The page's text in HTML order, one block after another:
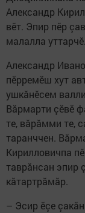
Александр
вӗт. Эпир пӗр
малалла уттарчӗ.
Александр
пӗрремӗш хут
ушкăнӗсем
Вăрмарти çӗвӗ
те, вăрăмми те,
таранччен.
Кирилловичпа
таврăнсан эпир
кăтартрăмăр.
– Эсир ӗçе